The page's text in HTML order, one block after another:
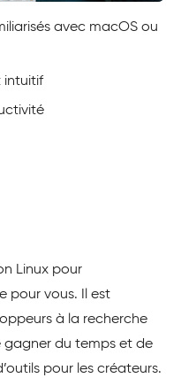
avec macOS ou
intuitif
Linux pour
pour vous. Il est
à la recherche
gagner du temps et de
pour les créateurs.